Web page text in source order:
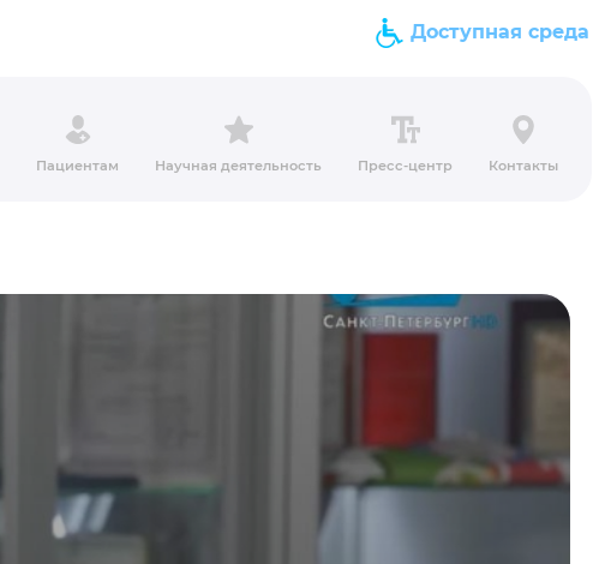
Доступная среда
Пациентам Научная деятельность Пресс-центр Контакты